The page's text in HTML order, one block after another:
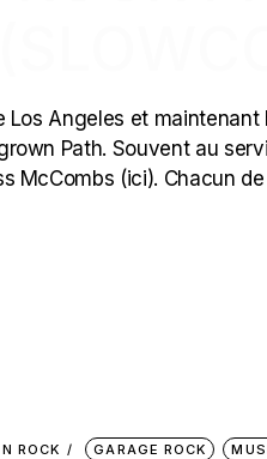
Los Angeles et
Path. Souvent au
McCombs (ici). Chacun
ROCK GARAGE ROCK